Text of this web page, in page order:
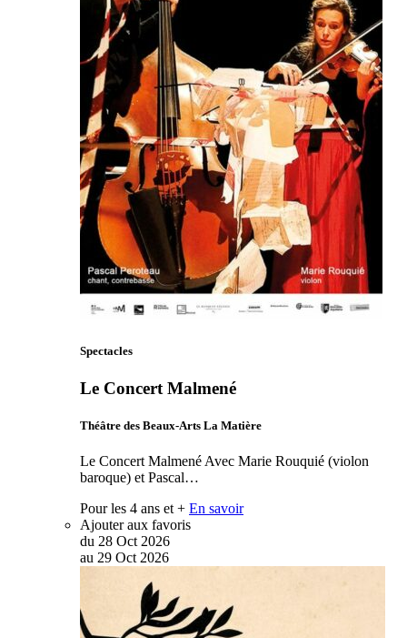
Spectacles
Le Concert Malmené
Théâtre des Beaux-Arts La Matière
Le Concert Malmené Avec Marie Rouquié (violon
baroque) et Pascal…
Pour les 4 ans et + En savoir
Ajouter aux favoris
du 28 Oct 2026
au 29 Oct 2026